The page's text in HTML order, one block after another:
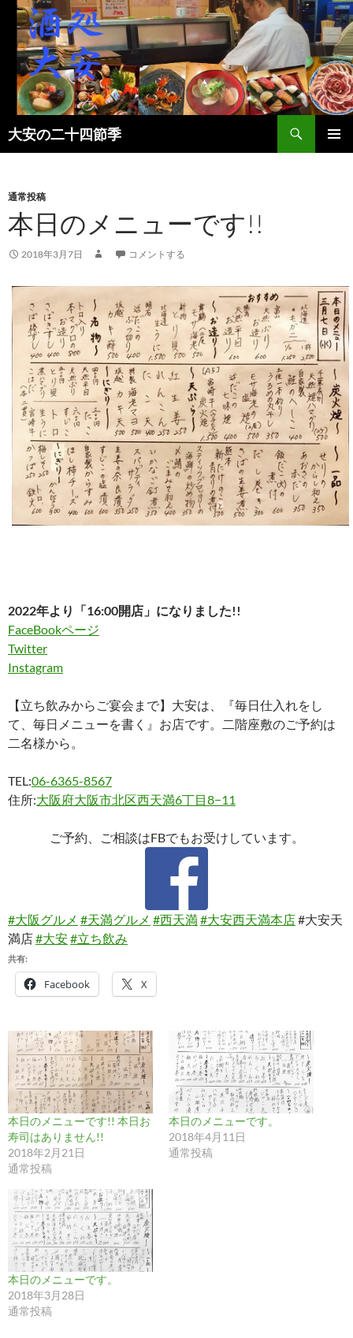
大安の二十四節季
検
索
ン
へ
キ
プ
通常投稿
本日のメニューです!!
2018年3月7日 コメントする
2022年より「16:00開店」になりました!!
FaceBookページ
Twitter
Instagram
【立ち飲みからご宴会まで】大安は、『毎日仕入れをし
て、毎日メニューを書く』お店です。二階座敷のご予約は
二名様から。
TEL:06-6365-8567
住所:大阪府大阪市北区西天満6丁目8−11
ご予約、ご相談はFBでもお受けしています。
#大阪グルメ #天満グルメ #西天満#大安西天満本店#大安天
満店#大安#立ち飲み
共有:
Facebook X
本日のメニューです!! 本日お
寿司はありません!!
2018年2月21日
通常投稿
本日のメニューです。
2018年4月11日
通常投稿
本日のメニューです。
2018年3月28日
通常投稿